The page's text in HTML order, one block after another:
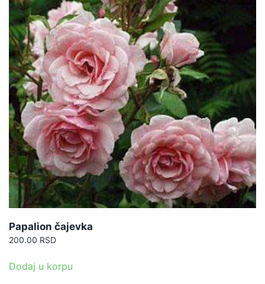
Papalion čajevka
200.00 RSD
Dodaj u korpu